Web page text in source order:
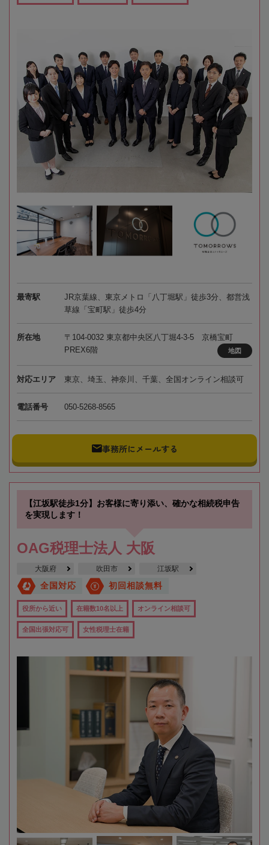
最寄駅
JR京葉線、東京メトロ「八丁堀駅」徒歩3分、都営浅
草線「宝町駅」徒歩4分
所在地
〒104-0032 東京都中央区八丁堀4-3-5 京橋宝町
PREX6階
地図
対応エリア 東京、埼玉、神奈川、千葉、全国オンライン相談可
電話番号 050-5268-8565
事務所にメールする
【江坂駅徒歩1分】お客様に寄り添い、確かな相続税申告
を実現します！
OAG税理士法人 大阪
大阪府 吹田市 江坂駅
全国対応 初回相談無料
役所から近い 在籍数10名以上 オンライン相談可
全国出張対応可 女性税理士在籍